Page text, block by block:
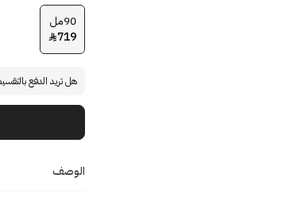
90مل
719

هل تريد الدفع
الوصف